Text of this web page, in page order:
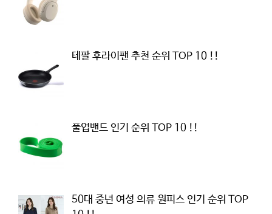
테팔 후라이팬 추천 순위 TOP 10 !!
풀업밴드 인기 순위 TOP 10 !!
50대 중년 여성 의류 원피스 인기 순위 TOP